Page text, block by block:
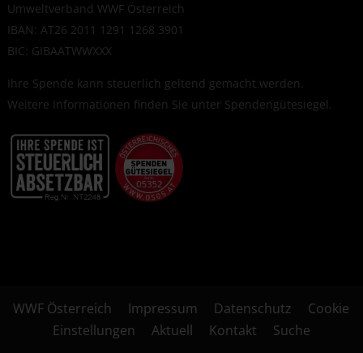
Umweltverband WWF Österreich
IBAN: AT26 2011 1291 1268 3901
BIC: GIBAATWWXXX
Ihre Spende kann steuerlich geltend gemacht werden.
Weitere Informationen finden Sie unter Spendengütesiegel.
WWF Österreich Impressum Datenschutz
Cookie
Einstellungen
Aktuell Kontakt Suche